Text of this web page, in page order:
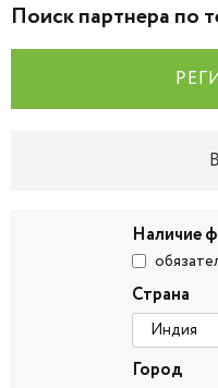
Поиск партнера по
Наличие
Страна
Город